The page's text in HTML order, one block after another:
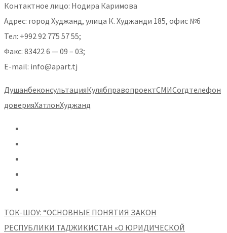
Контактное лицо: Нодира Каримова
Адрес: город Худжанд, улица К. Худжанди 185, офис №6
Тел: +992 92 775 57 55;
Факс: 83422 6 — 09 – 03;
E-mail: info@apart.tj
ДушанбеконсультацияКулябправопроектСМИСогдтелефон
доверияХатлонХуджанд
ТОК-ШОУ: “ОСНОВНЫЕ ПОНЯТИЯ ЗАКОН
РЕСПУБЛИКИ ТАДЖИКИСТАН «О ЮРИДИЧЕСКОЙ